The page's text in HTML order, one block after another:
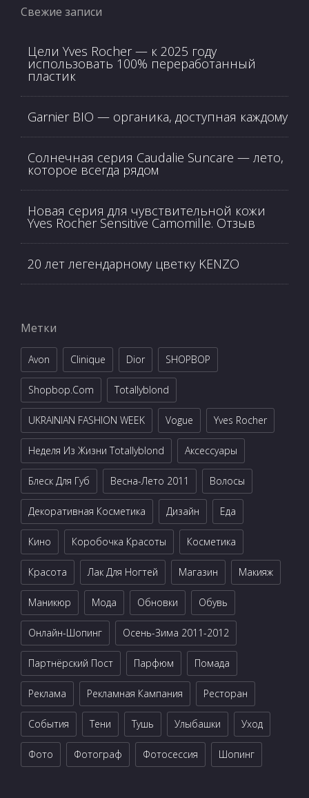
Свежие записи
Цели Yves Rocher — к 2025 году
использовать 100% переработанный
пластик
Garnier BIO — органика, доступная каждому
Солнечная серия Caudalie Suncare — лето,
которое всегда рядом
Новая серия для чувствительной кожи
Yves Rocher Sensitive Camomille. Отзыв
20 лет легендарному цветку KENZO
Метки
Avon Clinique Dior SHOPBOP
Shopbop.com Totallyblond
UKRAINIAN FASHION WEEK Vogue Yves Rocher
Неделя Из Жизни Totallyblond Аксессуары
Блеск Для Губ Весна-Лето 2011 Волосы
Декоративная Косметика Дизайн Еда
Кино Коробочка Красоты Косметика
Красота Лак Для Ногтей Магазин Макияж
Маникюр Мода Обновки Обувь
Онлайн-Шопинг Осень-Зима 2011-2012
Партнёрский Пост Парфюм Помада
Реклама Рекламная Кампания Ресторан
События Тени Тушь Улыбашки Уход
Фото Фотограф Фотосессия Шопинг